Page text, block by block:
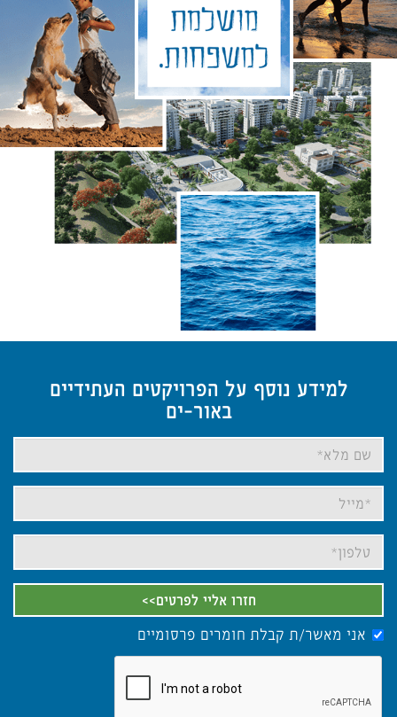
למידע נוסף על הפרויקטים העתידיים
באור-ים
חזרו אליי לפרטים>>
אני מאשר/ת קבלת חומרים פרסומיים